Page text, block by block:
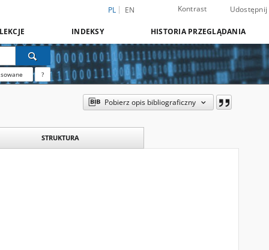
PL EN Kontrast Udostępnij
INDEKSY HISTORIA PRZEGLĄDANIA
?
Pobierz opis bibliograficzny
STRUKTURA